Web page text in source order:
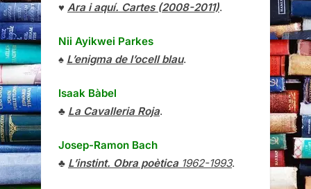
♥ Ara i aquí. Cartes (2008-2011).
Nii Ayikwei Parkes
♠ L’enigma de l’ocell blau.
Isaak Bàbel
♣ La Cavalleria Roja.
Josep-Ramon Bach
♣ L’instint. Obra poètica1962-1993.